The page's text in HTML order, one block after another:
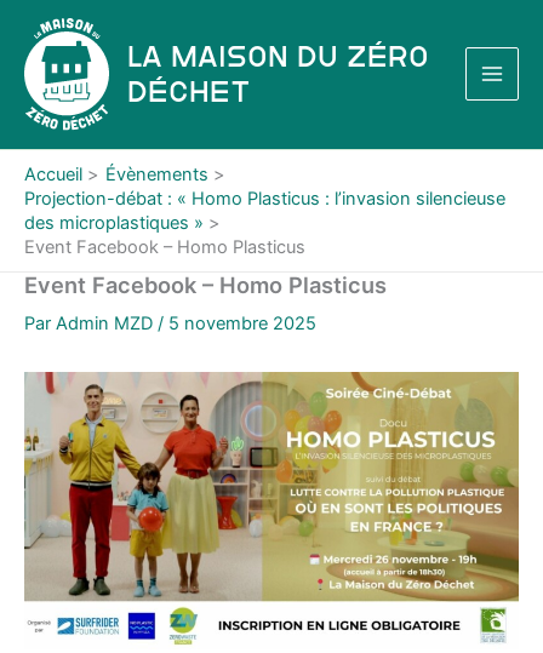
contenu
La Maison du Zéro
Déchet
Accueil
Évènements
Projection-débat : « Homo Plasticus : l’invasion silencieuse
des microplastiques »
Event Facebook – Homo Plasticus
Event Facebook – Homo Plasticus
Par Admin MZD / 5 novembre 2025